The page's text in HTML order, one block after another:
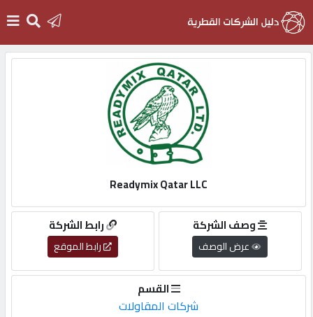
English
أضف
Readymix Qatar LLC
رابط الشركة
رابط الموقع
وصف الشركة
عرض الوصف
القسم
شركات المقاولات